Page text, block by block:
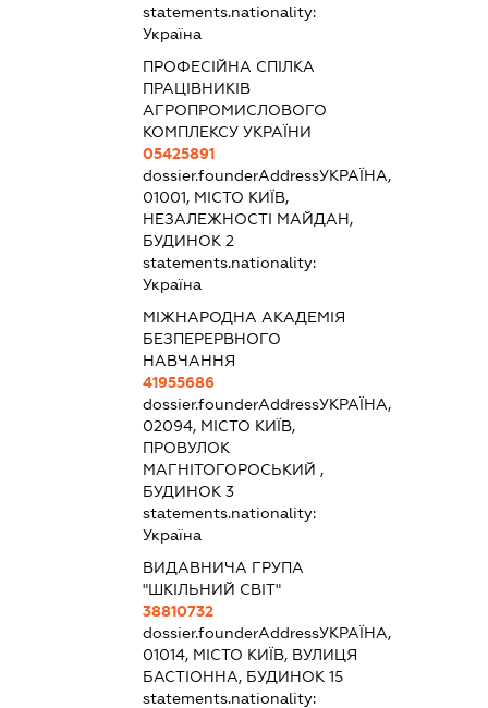
statements.nationality:
Україна
ПРОФЕСІЙНА СПІЛКА
ПРАЦІВНИКІВ
АГРОПРОМИСЛОВОГО
КОМПЛЕКСУ УКРАЇНИ
05425891
dossier.founderAddressУКРАЇНА,
01001, МІСТО КИЇВ,
НЕЗАЛЕЖНОСТІ МАЙДАН,
БУДИНОК 2
statements.nationality:
Україна
МІЖНАРОДНА АКАДЕМІЯ
БЕЗПЕРЕРВНОГО
НАВЧАННЯ
41955686
dossier.founderAddressУКРАЇНА,
02094, МІСТО КИЇВ,
ПРОВУЛОК
МАГНІТОГОРОСЬКИЙ ,
БУДИНОК 3
statements.nationality:
Україна
ВИДАВНИЧА ГРУПА
"ШКІЛЬНИЙ СВІТ"
38810732
dossier.founderAddressУКРАЇНА,
01014, МІСТО КИЇВ, ВУЛИЦЯ
БАСТІОННА, БУДИНОК 15
statements.nationality: